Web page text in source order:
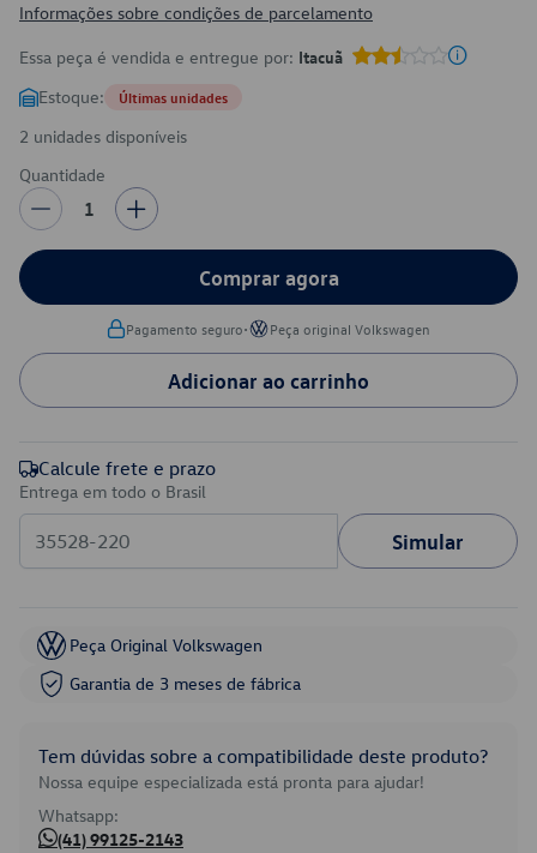
Informações sobre condições de parcelamento
Essa peça é vendida e entregue por: Itacuã
Estoque: Últimas unidades
2 unidades disponíveis
Quantidade
1
Comprar agora
Pagamento seguro• Peça original Volkswagen
Adicionar ao carrinho
Calcule frete e prazo
Entrega em todo o Brasil
Simular
Peça Original Volkswagen
Garantia de 3 meses de fábrica
Tem dúvidas sobre a compatibilidade deste produto?
Nossa equipe especializada está pronta para ajudar!
Whatsapp:
(41) 99125-2143